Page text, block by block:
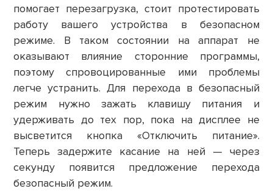
помогает перезагрузка, стоит протестировать
работу вашего устройства в безопасном
режиме. В таком состоянии на аппарат не
оказывают влияние сторонние программы,
поэтому спровоцированные ими проблемы
легче устранить. Для перехода в безопасный
режим нужно зажать клавишу питания и
удерживать до тех пор, пока на дисплее не
высветится кнопка «Отключить питание».
Теперь задержите касание на ней — через
секунду появится предложение перехода
безопасный режим.